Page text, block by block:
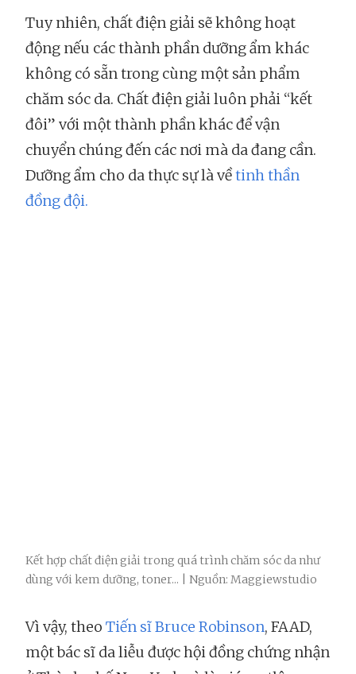
Tuy nhiên, chất điện giải sẽ không hoạt
động nếu các thành phần dưỡng ẩm khác
không có sẵn trong cùng một sản phẩm
chăm sóc da. Chất điện giải luôn phải “kết
đôi” với một thành phần khác để vận
chuyển chúng đến các nơi mà da đang cần.
Dưỡng ẩm cho da thực sự là vềtinh thần
đồng đội.
Kết hợp chất điện giải trong quá trình chăm sóc da như
dùng với kem dưỡng, toner... | Nguồn: Maggiewstudio
Vì vậy, theo Tiến sĩ Bruce Robinson, FAAD,
một bác sĩ da liễu được hội đồng chứng nhận